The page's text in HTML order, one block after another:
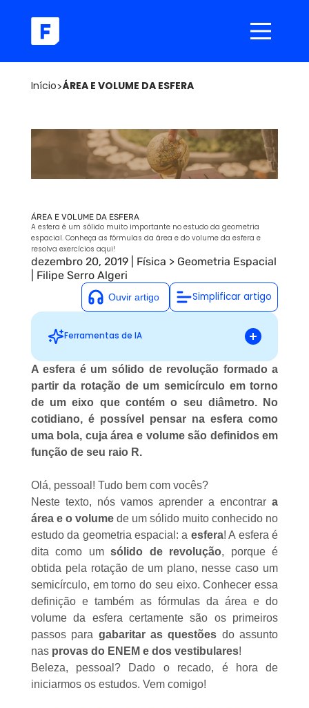
Início>ÁREA E VOLUME DA ESFERA
ÁREA E VOLUME DA ESFERA
A esfera é um sólido muito importante no estudo da geometria
espacial. Conheça as fórmulas da área e do volume da esfera e
resolva exercícios aqui!
dezembro 20, 2019 Física > Geometria Espacial
Filipe Serro Algeri
Simplificar artigo
Ferramentas de IA
A esfera é um sólido de revolução formado a
partir da rotação de um semicírculo em torno
de um eixo que contém o seu diâmetro. No
cotidiano, é possível pensar na esfera como
uma bola, cuja área e volume são definidos em
função de seu raio R.
Olá, pessoal! Tudo bem com vocês?
Neste texto, nós vamos aprender a encontrara
área e o volumede um sólido muito conhecido no
estudo da geometria espacial: a esfera! A esfera é
dita como umsólido de revolução, porque é
obtida pela rotação de um plano, nesse caso um
semicírculo, em torno do seu eixo. Conhecer essa
definição e também as fórmulas da área e do
volume da esfera certamente são os primeiros
passos para gabaritar as questões do assunto
nas provas do ENEM e dos vestibulares!
Beleza, pessoal? Dado o recado, é hora de
iniciarmos os estudos. Vem comigo!